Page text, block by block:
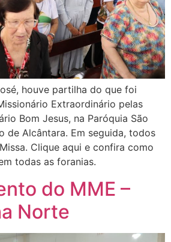
houve partilha do que foi
Extraordinário pelas
Bom Jesus, na Paróquia São
de Alcântara. Em seguida, todos
Clique aqui e confira como
todas as foranias.
do MME –
Norte